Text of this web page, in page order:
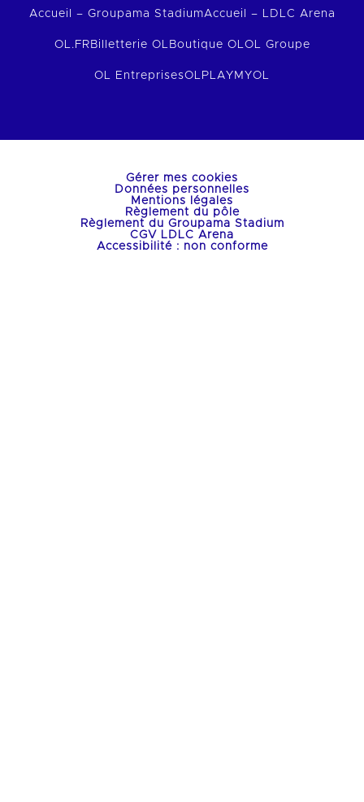
Accueil – Groupama StadiumAccueil – LDLC Arena
OL.FR Billetterie OL Boutique OLOL Groupe
OL EntreprisesOLPLAY MYOL
Gérer mes cookies
Données personnelles
Mentions légales
Règlement du pôle
Règlement du Groupama Stadium
CGV LDLC Arena
Accessibilité : non conforme